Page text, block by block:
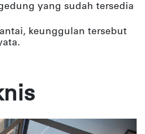
yang sudah tersedia
keunggulan tersebut